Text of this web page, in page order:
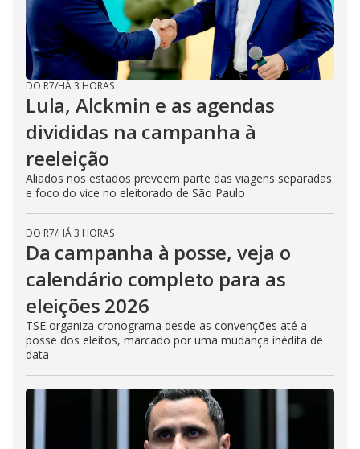
DO R7/HÁ 3 HORAS
Lula, Alckmin e as agendas
divididas na campanha à
reeleição
Aliados nos estados preveem parte das viagens separadas
e foco do vice no eleitorado de São Paulo
DO R7/HÁ 3 HORAS
Da campanha à posse, veja o
calendário completo para as
eleições 2026
TSE organiza cronograma desde as convenções até a
posse dos eleitos, marcado por uma mudança inédita de
data